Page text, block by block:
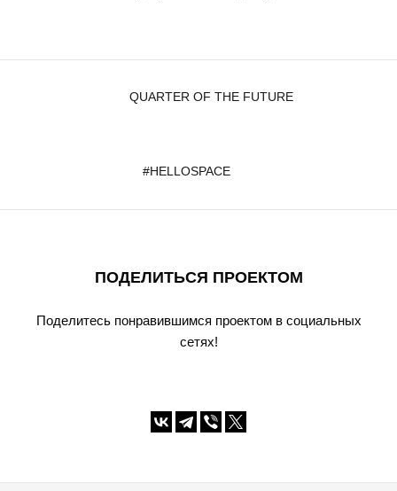
QUARTER OF THE FUTURE
#HELLOSPACE
ПОДЕЛИТЬСЯ ПРОЕКТОМ
Поделитесь понравившимся проектом в социальных
сетях!